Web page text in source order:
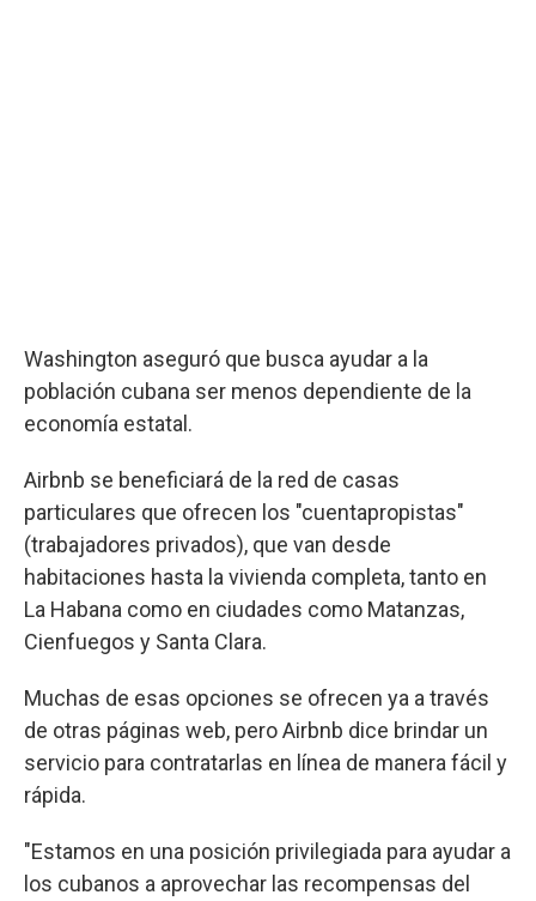
Washington aseguró que busca ayudar a la
población cubana ser menos dependiente de la
economía estatal.
Airbnb se beneficiará de la red de casas
particulares que ofrecen los "cuentapropistas"
(trabajadores privados), que van desde
habitaciones hasta la vivienda completa, tanto en
La Habana como en ciudades como Matanzas,
Cienfuegos y Santa Clara.
Muchas de esas opciones se ofrecen ya a través
de otras páginas web, pero Airbnb dice brindar un
servicio para contratarlas en línea de manera fácil y
rápida.
"Estamos en una posición privilegiada para ayudar a
los cubanos a aprovechar las recompensas del